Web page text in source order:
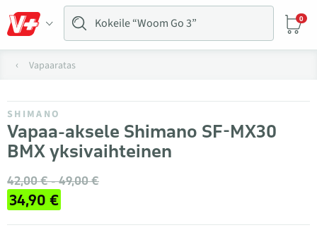
0
Vapaaratas
SHIMANO
Vapaa-aksele Shimano SF-MX30
BMX yksivaihteinen
42,00 € - 49,00 €
34,90 €